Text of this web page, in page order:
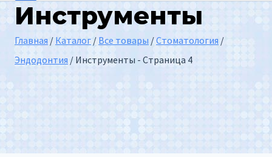
Инструменты
Главная / Каталог / Все товары /Стоматология /
Эндодонтия / Инструменты - Страница 4